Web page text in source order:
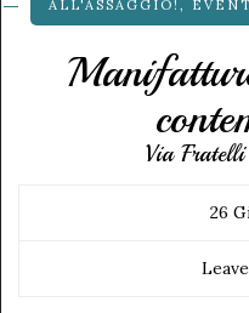
ALL'ASSAGGIO! ,
Via
26